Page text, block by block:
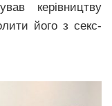
керівництву
його з секс-